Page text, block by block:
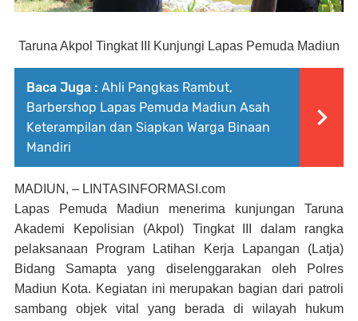
Taruna Akpol Tingkat III Kunjungi Lapas Pemuda Madiun
Baca Juga : Ahli Pangkas Rambut,
Barbershop Lapas Pemuda Madiun Asah
Keterampilan dan Siapkan Warga Binaan
Mandiri
MADIUN, – LINTASINFORMASI.com
Lapas Pemuda Madiun menerima kunjungan Taruna
Akademi Kepolisian (Akpol) Tingkat III dalam rangka
pelaksanaan Program Latihan Kerja Lapangan (Latja)
Bidang Samapta yang diselenggarakan oleh Polres
Madiun Kota. Kegiatan ini merupakan bagian dari patroli
sambang objek vital yang berada di wilayah hukum